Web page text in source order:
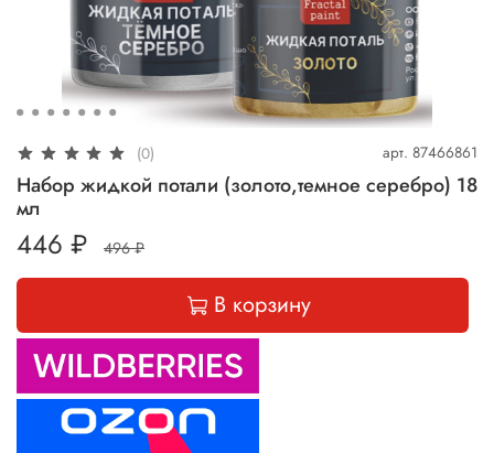
(0) арт. 87466861
Набор жидкой потали (золото,темное серебро) 18
мл
446 ₽ 496 ₽
В корзину